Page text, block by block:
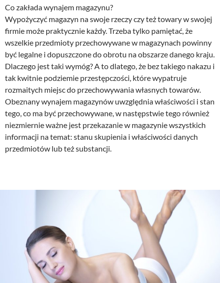
Co zakłada wynajem magazynu?
Wypożyczyć magazyn na swoje rzeczy czy też towary w swojej
firmie może praktycznie każdy. Trzeba tylko pamiętać, że
wszelkie przedmioty przechowywane w magazynach powinny
być legalne i dopuszczone do obrotu na obszarze danego kraju.
Dlaczego jest taki wymóg? A to dlatego, że bez takiego nakazu i
tak kwitnie podziemie przestępczości, które wypatruje
rozmaitych miejsc do przechowywania własnych towarów.
Obeznany wynajem magazynów uwzględnia właściwości i stan
tego, co ma być przechowywane, w następstwie tego również
niezmiernie ważne jest przekazanie w magazynie wszystkich
informacji na temat: stanu skupienia i właściwości danych
przedmiotów lub też substancji.